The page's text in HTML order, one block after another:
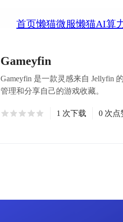
首页懒猫微服懒猫AI算
Gameyfin
Gameyfin 是一款灵感来自 Jellyfin
管理和分享自己的游戏收藏。
1 次下载 0 次点